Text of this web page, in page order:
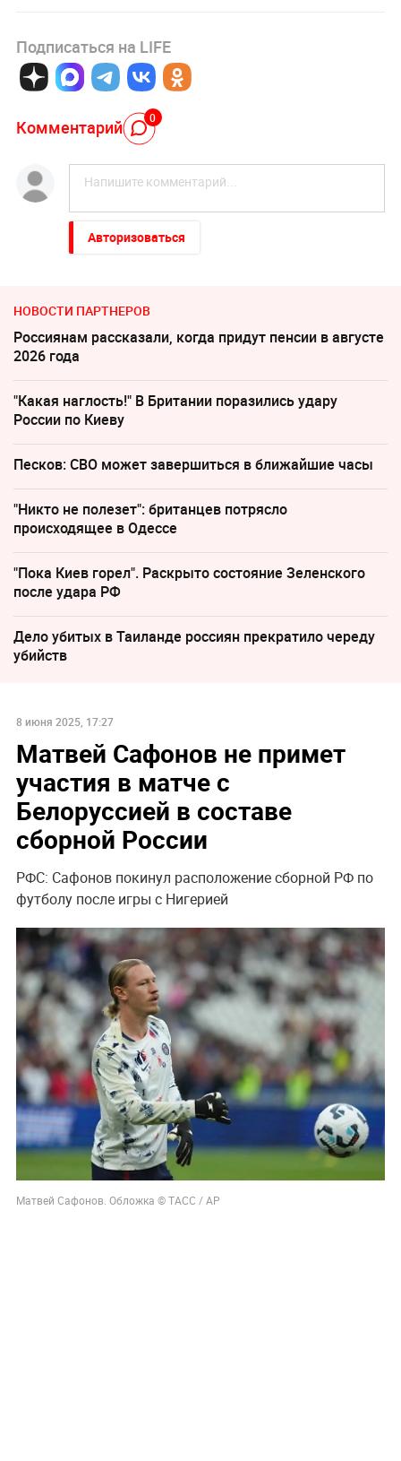
Подписаться на LIFE
Комментарий 0
Авторизоваться
НОВОСТИ ПАРТНЕРОВ
Россиянам рассказали, когда придут пенсии в августе
2026 года
"Какая наглость!" В Британии поразились удару
России по Киеву
Песков: СВО может завершиться в ближайшие часы
"Никто не полезет": британцев потрясло
происходящее в Одессе
"Пока Киев горел". Раскрыто состояние Зеленского
после удара РФ
Дело убитых в Таиланде россиян прекратило череду
убийств
8 июня 2025, 17:27
Матвей Сафонов не примет
участия в матче с
Белоруссией в составе
сборной России
РФС: Сафонов покинул расположение сборной РФ по
футболу после игры с Нигерией
Матвей Сафонов. Обложка © ТАСС / АР